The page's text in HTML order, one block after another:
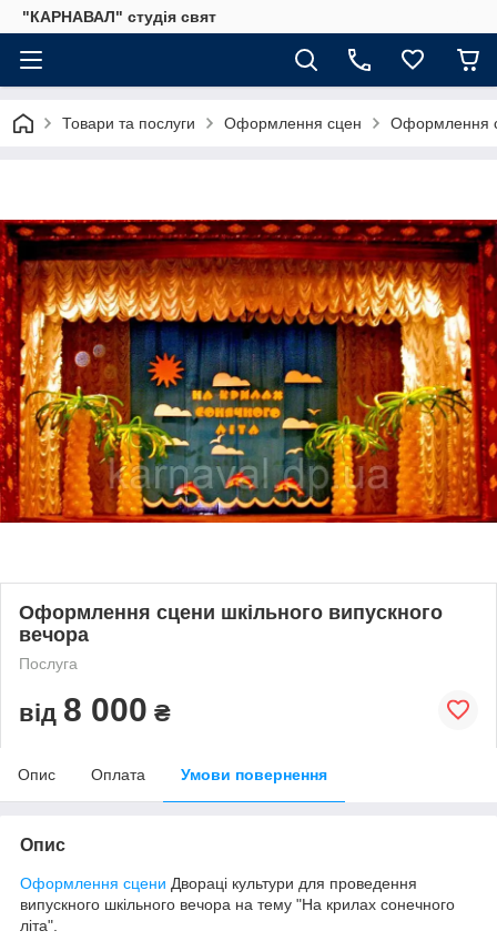
"КАРНАВАЛ" студія свят
Товари та послуги Оформлення сцен Оформлення
Оформлення сцени шкільного випускного
вечора
Послуга
від 8 000 ₴
Опис Оплата Умови повернення
Опис
Оформлення сцени Двораці культури для проведення
випускного шкільного вечора на тему "На крилах сонечного
літа".